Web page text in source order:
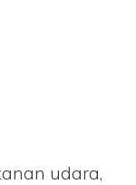
udara,